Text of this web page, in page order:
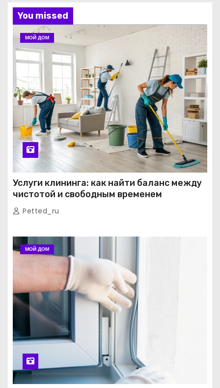
You missed
МОЙ ДОМ
Услуги клининга: как найти баланс между
чистотой и свободным временем
Petted_ru
МОЙ ДОМ